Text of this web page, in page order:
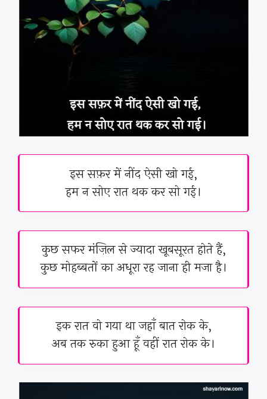
इस सफ़र में नींद ऐसी खो गई,
हम न सोए रात थक कर सो गई।
कुछ सफर मंज़िल से ज्यादा खूबसूरत होते हैं,
कुछ मोहब्बतों का अधूरा रह जाना ही मजा है।
इक रात वो गया था जहाँ बात रोक के,
अब तक रुका हुआ हूँ वहीं रात रोक के।